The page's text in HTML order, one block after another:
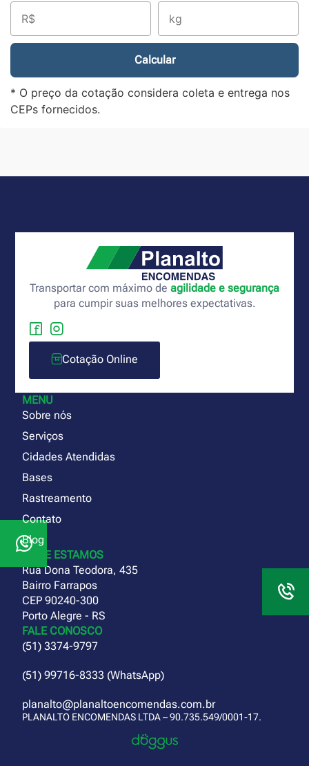
Calcular
* O preço da cotação considera coleta e entrega nos
CEPs fornecidos.
Transportar com máximo de agilidade e segurança
para cumpir suas melhores expectativas.
Cotação Online
MENU
Sobre nós
Serviços
Cidades Atendidas
Bases
Rastreamento
Contato
Blog
ONDE ESTAMOS
Rua Dona Teodora, 435
Bairro Farrapos
CEP 90240-300
Porto Alegre - RS
FALE CONOSCO
(51) 3374-9797
(51) 99716-8333 (WhatsApp)
planalto@planaltoencomendas.com.br
PLANALTO ENCOMENDAS LTDA – 90.735.549/0001-17.